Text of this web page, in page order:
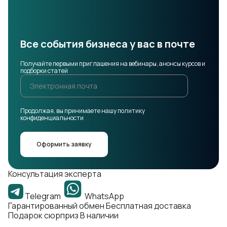
Все события бизнеса у вас в почте
Получайте первыми приглашения на вебинары, анонсы курсов и
подборки статей
Продолжая, вы принимаете нашу политику
конфиденциальности
Оформить заявку
Консультация эксперта
Telegram
WhatsApp
Гарантированный обменБесплатная доставка
Подарок сюрпризВ наличии